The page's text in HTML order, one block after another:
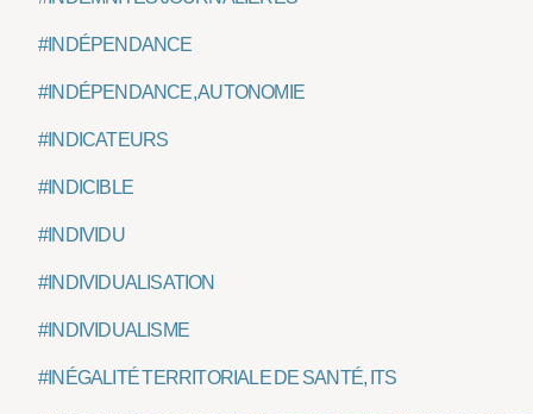
#INDÉPENDANCE
#INDÉPENDANCE, AUTONOMIE
#INDICATEURS
#INDICIBLE
#INDIVIDU
#INDIVIDUALISATION
#INDIVIDUALISME
#INÉGALITÉ TERRITORIALE DE SANTÉ, ITS